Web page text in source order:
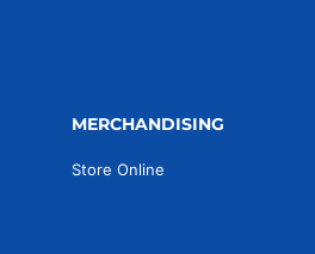
MERCHANDISING
Store Online